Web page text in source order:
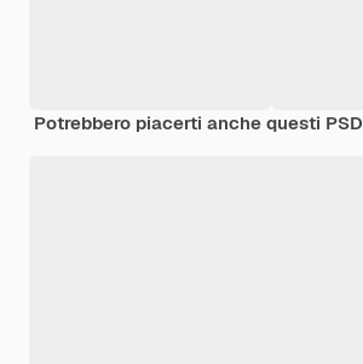
Potrebbero piacerti anche questi PSD